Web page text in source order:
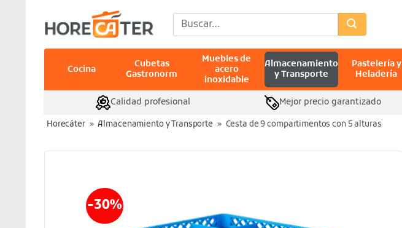
contenido
Buscar
por:
Cocina
Cubetas
Gastronorm
Muebles de
acero
inoxidable
Almacenamiento
y Transporte
Pastelería y
Heladería
Calidad profesional Mejor precio garantizado
Horecáter » Almacenamiento y Transporte » Cesta de 9 compartimentos con 5 alturas
-30%